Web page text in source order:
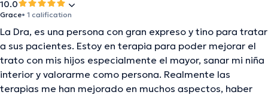
10.0
Grace• 1 calification
La Dra, es una persona con gran expreso y tino para tratar
a sus pacientes. Estoy en terapia para poder mejorar el
trato con mis hijos especialmente el mayor, sanar mi niña
interior y valorarme como persona. Realmente las
terapias me han mejorado en muchos aspectos, haber